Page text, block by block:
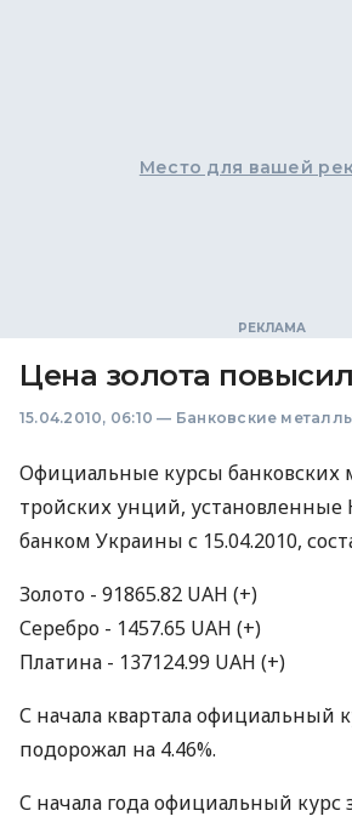
Место для вашей
Цена золота
15.04.2010, 06:10 — Банковские
Официальные курсы банковских
тройских унций,
банком Украины с 15.04.2010,
Золото - 91865.82 UAH (+)
Серебро - 1457.65 UAH (+)
Платина - 137124.99 UAH (+)
С начала квартала официальный
подорожал на 4.46%.
С начала года официальный курс